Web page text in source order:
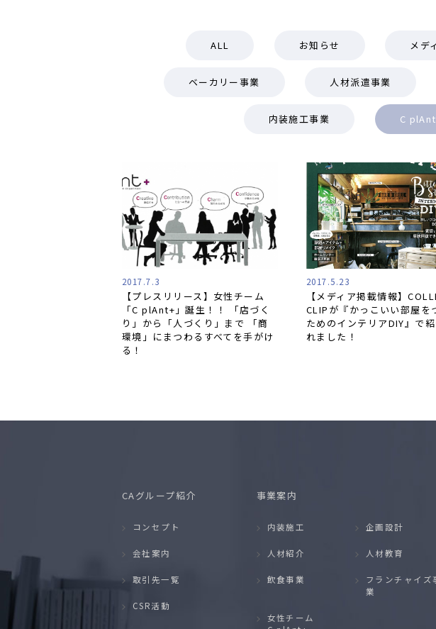
ALL お知らせ メデ
ベーカリー事業 人材派遣事業
内装施工事業 C
2017.7.3
【プレスリリース】女性チーム
「C plAnt+」誕生！！ 「店づく
り」から「人づくり」まで 「商
環境」にまつわるすべてを手がけ
る！
2017.5.23
【メディア掲載情報】
CLIPが『かっこいい部屋を
ためのインテリアDIY』で
れました！
CAグループ紹介
コンセプト
会社案内
取引先一覧
CSR活動
事業案内
内装施工 企画設計
人材紹介 人材教育
飲食事業
フランチャイズ
業
女性チーム